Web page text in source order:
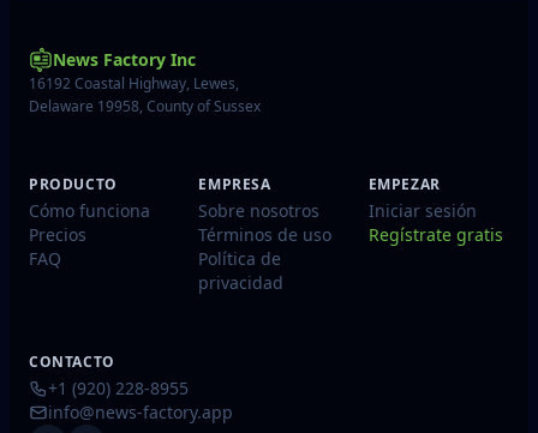
News Factory Inc
16192 Coastal Highway, Lewes,
Delaware 19958, County of Sussex
PRODUCTO
Cómo funciona
Precios
FAQ
EMPRESA
Sobre nosotros
Términos de uso
Política de
privacidad
EMPEZAR
Iniciar sesión
Regístrate gratis
CONTACTO
+1 (920) 228-8955
info@news-factory.app